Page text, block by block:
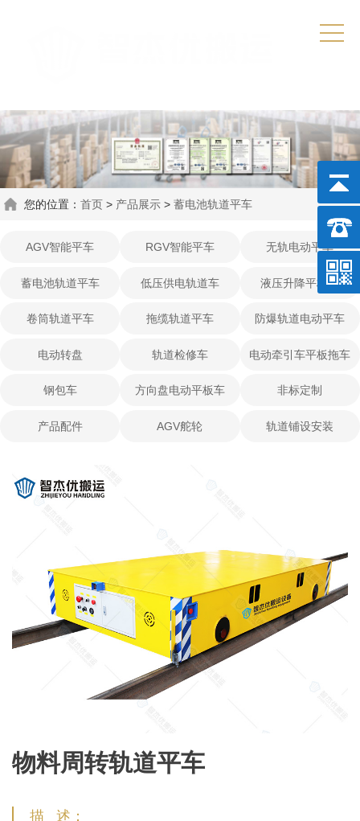
您的位置： 首页 > 产品展示 > 蓄电池轨道平车
AGV智能平车 RGV智能平车 无轨电动平车
蓄电池轨道平车 低压供电轨道车 液压升降平板车
卷筒轨道平车 拖缆轨道平车 防爆轨道电动平车
电动转盘 轨道检修车 电动牵引车平板拖车
钢包车 方向盘电动平板车 非标定制
产品配件 AGV舵轮 轨道铺设安装
物料周转轨道平车
描 述：